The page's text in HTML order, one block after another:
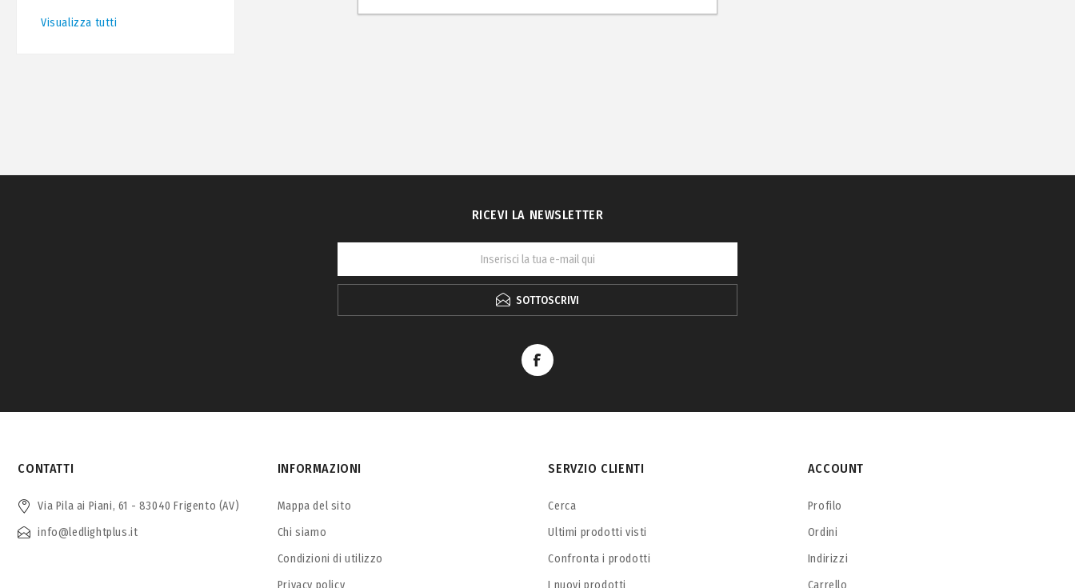
Visualizza tutti
RICEVI LA NEWSLETTER
SOTTOSCRIVI
CONTATTI
Via Pila ai Piani, 61 - 83040 Frigento (AV)
info@ledlightplus.it
INFORMAZIONI
Mappa del sito
Chi siamo
Condizioni di utilizzo
Privacy policy
SERVZIO CLIENTI
Cerca
Ultimi prodotti visti
Confronta i prodotti
I nuovi prodotti
ACCOUNT
Profilo
Ordini
Indirizzi
Carrello